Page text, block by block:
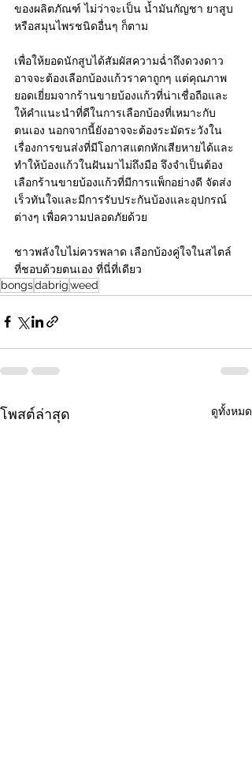
ของผลิตภัณฑ์ ไม่ว่าจะเป็น น้ำมันกัญชา ยาสูบ
หรือสมุนไพรชนิดอื่นๆ ก็ตาม
เพื่อให้ยอดนักสูบได้สัมผัสความฉ่ำถึงดวงดาว
อาจจะต้องเลือกบ้องแก้วราคาถูกๆ แต่คุณภาพ
ยอดเยี่ยมจากร้านขายบ้องแก้วที่น่าเชื่อถือและ
ให้คำแนะนำที่ดีในการเลือกบ้องที่เหมาะกับ
ตนเอง นอกจากนี้ยังอาจจะต้องระมัดระวังใน
เรื่องการขนส่งที่มีโอกาสแตกหักเสียหายได้และ
ทำให้บ้องแก้วในฝันมาไม่ถึงมือ จึงจำเป็นต้อง
เลือกร้านขายบ้องแก้วที่มีการแพ็กอย่างดี จัดส่ง
เร็วทันใจและมีการรับประกันบ้องและอุปกรณ์
ต่างๆ เพื่อความปลอดภัยด้วย
ชาวพลังใบไม่ควรพลาด เลือกบ้องคู่ใจในสไตล์
ที่ชอบด้วยตนเอง ที่นี่ที่เดียว
bongsdabrigweed
โพสต์ล่าสุด ดูทั้งหมด